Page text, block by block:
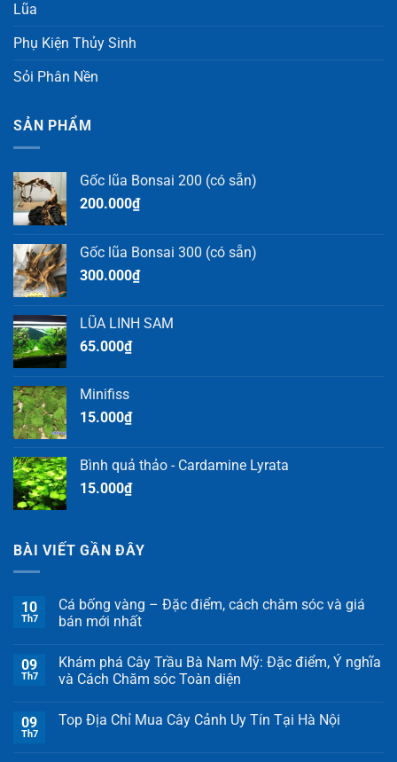
Lũa
Phụ Kiện Thủy Sinh
Sỏi Phân Nền
SẢN PHẨM
Gốc lũa Bonsai 200 (có sẵn)
200.000₫
Gốc lũa Bonsai 300 (có sẵn)
300.000₫
LŨA LINH SAM
65.000₫
Minifiss
15.000₫
Bình quả thảo - Cardamine Lyrata
15.000₫
BÀI VIẾT GẦN ĐÂY
10
Th7
Cá bống vàng – Đặc điểm, cách chăm sóc và giá
bán mới nhất
09
Th7
Khám phá Cây Trầu Bà Nam Mỹ: Đặc điểm, Ý nghĩa
và Cách Chăm sóc Toàn diện
09
Th7
Top Địa Chỉ Mua Cây Cảnh Uy Tín Tại Hà Nội